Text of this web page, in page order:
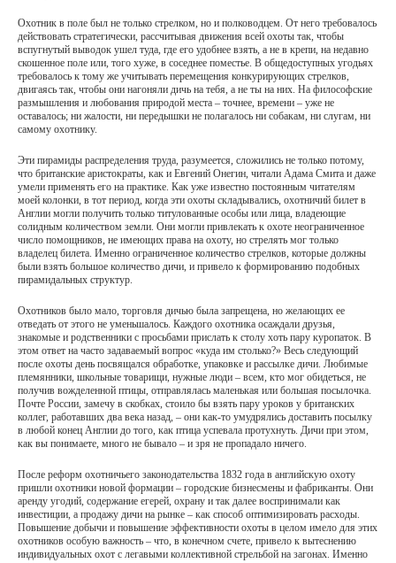
Охотник в поле был не только стрелком, но и полководцем. От него требовалось
действовать стратегически, рассчитывая движения всей охоты так, чтобы
вспугнутый выводок ушел туда, где его удобнее взять, а не в крепи, на недавно
скошенное поле или, того хуже, в соседнее поместье. В общедоступных угодьях
требовалось к тому же учитывать перемещения конкурирующих стрелков,
двигаясь так, чтобы они нагоняли дичь на тебя, а не ты на них. На философские
размышления и любования природой места – точнее, времени – уже не
оставалось; ни жалости, ни передышки не полагалось ни собакам, ни слугам, ни
самому охотнику.
Эти пирамиды распределения труда, разумеется, сложились не только потому,
что британские аристократы, как и Евгений Онегин, читали Адама Смита и даже
умели применять его на практике. Как уже известно постоянным читателям
моей колонки, в тот период, когда эти охоты складывались, охотничий билет в
Англии могли получить только титулованные особы или лица, владеющие
солидным количеством земли. Они могли привлекать к охоте неограниченное
число помощников, не имеющих права на охоту, но стрелять мог только
владелец билета. Именно ограниченное количество стрелков, которые должны
были взять большое количество дичи, и привело к формированию подобных
пирамидальных структур.
Охотников было мало, торговля дичью была запрещена, но желающих ее
отведать от этого не уменьшалось. Каждого охотника осаждали друзья,
знакомые и родственники с просьбами прислать к столу хоть пару куропаток. В
этом ответ на часто задаваемый вопрос «куда им столько?» Весь следующий
после охоты день посвящался обработке, упаковке и рассылке дичи. Любимые
племянники, школьные товарищи, нужные люди – всем, кто мог обидеться, не
получив вожделенной птицы, отправлялась маленькая или большая посылочка.
Почте России, замечу в скобках, стоило бы взять пару уроков у британских
коллег, работавших два века назад, – они как-то умудрялись доставить посылку
в любой конец Англии до того, как птица успевала протухнуть. Дичи при этом,
как вы понимаете, много не бывало – и зря не пропадало ничего.
После реформ охотничьего законодательства 1832 года в английскую охоту
пришли охотники новой формации – городские бизнесмены и фабриканты. Они
аренду угодий, содержание егерей, охрану и так далее воспринимали как
инвестиции, а продажу дичи на рынке – как способ оптимизировать расходы.
Повышение добычи и повышение эффективности охоты в целом имело для этих
охотников особую важность – что, в конечном счете, привело к вытеснению
индивидуальных охот с легавыми коллективной стрельбой на загонах. Именно